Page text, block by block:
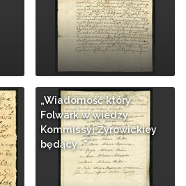
„Wiadomość który
Folwark w wiedzy
Kommissyi Źyrowickiey
będący..."